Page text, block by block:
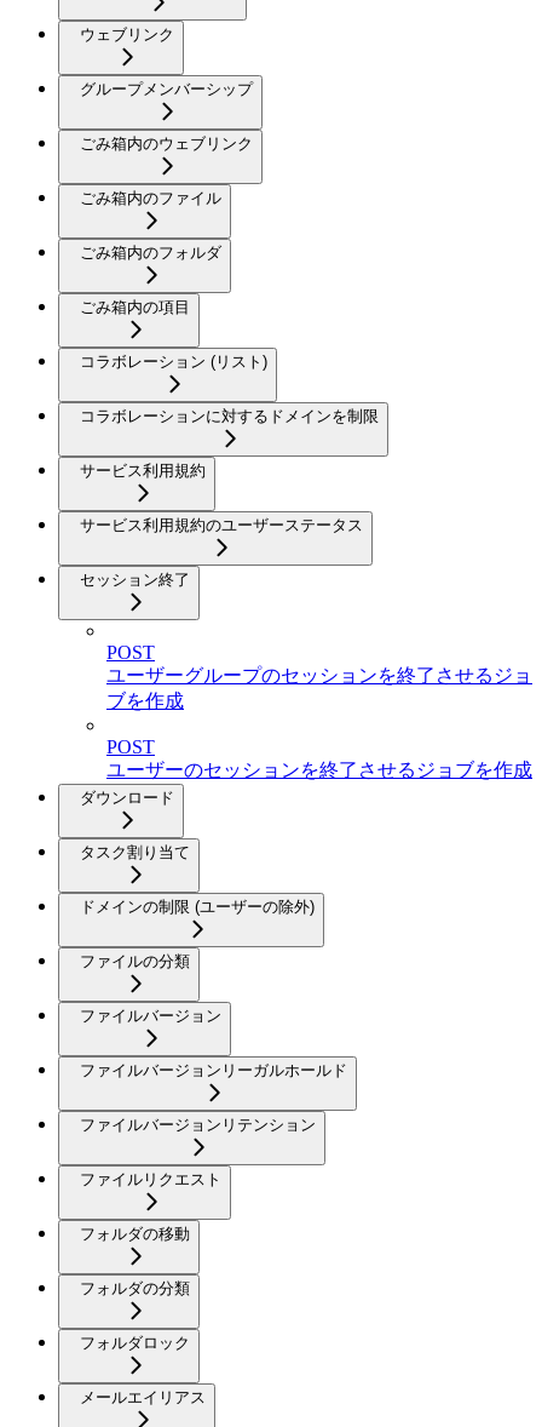
ウェブリンク
グループメンバーシップ
ごみ箱内のウェブリンク
ごみ箱内のファイル
ごみ箱内のフォルダ
ごみ箱内の項目
コラボレーション (リスト)
コラボレーションに対するドメインを制限
サービス利用規約
サービス利用規約のユーザーステータス
セッション終了
POST
ユーザーグループのセッションを終了させるジョ
ブを作成
POST
ユーザーのセッションを終了させるジョブを作成
ダウンロード
タスク割り当て
ドメインの制限 (ユーザーの除外)
ファイルの分類
ファイルバージョン
ファイルバージョンリーガルホールド
ファイルバージョンリテンション
ファイルリクエスト
フォルダの移動
フォルダの分類
フォルダロック
メールエイリアス